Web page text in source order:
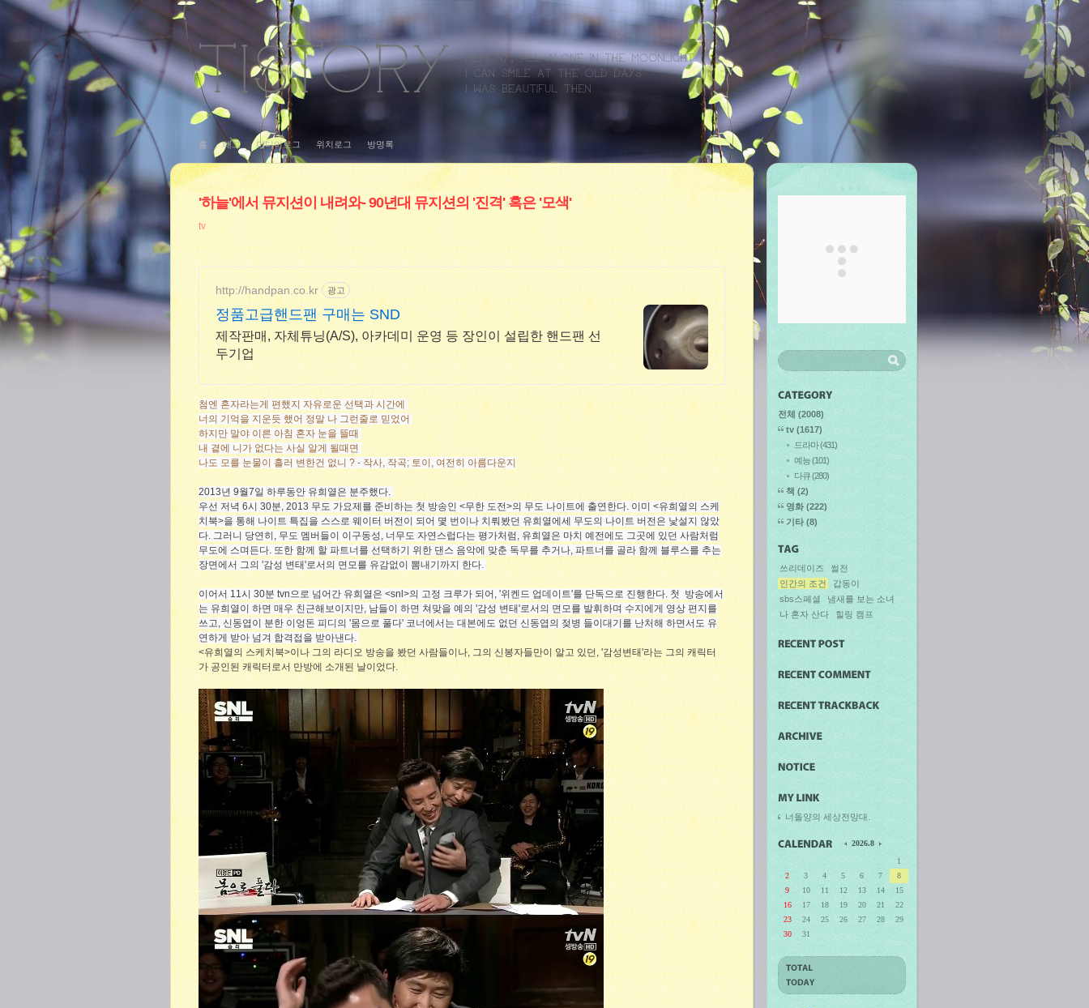
홈 태그 미디어로그 위치로그 방명록
'하늘'에서 뮤지션이 내려와- 90년대 뮤지션의 '진격' 혹은 '모색'
tv
http://handpan.co.kr 광고
정품고급핸드팬 구매는 SND
제작판매, 자체튜닝(A/S), 아카데미 운영 등 장인이 설립한 핸드팬 선
두기업
첨엔 혼자라는게 편했지 자유로운 선택과 시간에
너의 기억을 지운듯 했어 정말 나 그런줄로 믿었어
하지만 말야 이른 아침 혼자 눈을 뜰때
내 곁에 니가 없다는 사실 알게 될때면
나도 모를 눈물이 흘러 변한건 없니 ? - 작사, 작곡; 토이, 여전히 아름다운지
2013년 9월7일 하루동안 유희열은 분주했다.
우선 저녁 6시 30분, 2013 무도 가요제를 준비하는 첫 방송인 <무한 도전>의 무도 나이트에 출연한다. 이미 <유희열의 스케
치북>을 통해 나이트 특집을 스스로 웨이터 버전이 되어 몇 번이나 치뤄봤던 유희열에세 무도의 나이트 버전은 낯설지 않았
다. 그러니 당연히, 무도 멤버들이 이구동성, 너무도 자연스럽다는 평가처럼, 유희열은 마치 예전에도 그곳에 있던 사람처럼
무도에 스며든다. 또한 함께 할 파트너를 선택하기 위한 댄스 음악에 맞춘 독무를 추거나, 파트너를 골라 함께 블루스를 추는
장면에서 그의 '감성 변태'로서의 면모를 유감없이 뽐내기까지 한다.
이어서 11시 30분 tvn으로 넘어간 유희열은 <snl>의 고정 크루가 되어, '위켄드 업데이트'를 단독으로 진행한다. 첫 방송에서
는 유희열이 하면 매우 친근해보이지만, 남들이 하면 쳐맞을 예의 '감성 변태'로서의 면모를 발휘하며 수지에게 영상 편지를
쓰고, 신동엽이 분한 이엉돈 피디의 '몸으로 풀다' 코너에서는 대본에도 없던 신동엽의 젖병 들이대기를 난처해 하면서도 유
연하게 받아 넘겨 합격접을 받아낸다.
<유희열의 스케치북>이나 그의 라디오 방송을 봤던 사람들이나, 그의 신봉자들만이 알고 있던, '감성변태'라는 그의 캐릭터
가 공인된 캐릭터로서 만방에 소개된 날이었다.
전체 (2008)
tv (1617)
드라마(431)
예능(101)
다큐(280)
책 (2)
영화(222)
기타 (8)
쓰리데이즈
썰전
인간의 조건
갑동이
sbs스페셜
냄새를 보는 소녀
나 혼자 산다
힐링 캠프
너돌양의 세상전망대.
2026.8
1
2
3 4 5 6 7
8
9
10 11 12 13 14
15
16
17 18 19 20 21
22
23
24 25 26 27 28
29
30
31